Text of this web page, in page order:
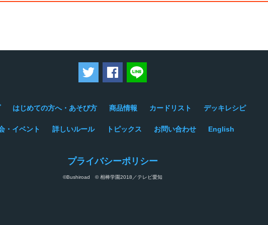
ツイートするFacebookでシェアする
はじめての方へ・あそび方 商品情報 カードリスト デッキレシピ
・イベント 詳しいルール トピックス お問い合わせ English
プライバシーポリシー
©Bushiroad © 相棒学園2018／テレビ愛知